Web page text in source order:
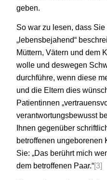
geben.
So war zu lesen, dass
„lebensbejahend“
Müttern, Vätern und dem
wolle und deswegen
durchführe, wenn diese
und die Eltern dies
Patientinnen
verantwortungsbewusst
Ihnen gegenüber
betroffenen ungeborenen
Sie: „Das berührt mich
dem betroffenen Paar.“[3]